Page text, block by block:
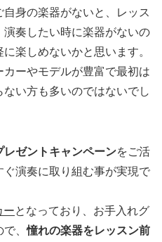
身の楽器がないと、レッス
奏したい時に楽器がないの
楽しめないかと思います。
ーやモデルが豊富で最初は
い方も多いのではないでし
レゼントキャンペーンをご活
演奏に取り組む事が実現で
ーとなっており、お手入れグ
で、憧れの楽器をレッスン前